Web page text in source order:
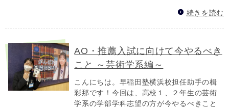
続きを読む
AO・推薦入試に向けて今やるべき
こと ～芸術学系編～
こんにちは。早稲田塾横浜校担任助手の楫
彩那です！今回は、高校１、２年生の芸術
学系の学部学科志望の方が今やるべきこと